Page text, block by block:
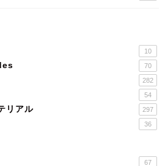
10
70
282
54
リアル 297
36
67